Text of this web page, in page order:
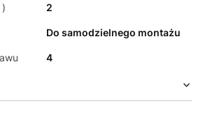
2
Do samodzielnego montażu
4